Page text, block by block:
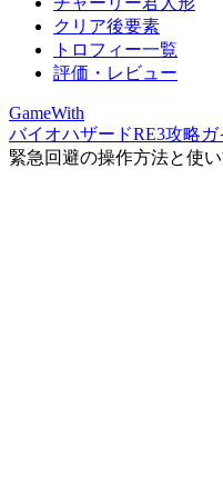
クリア後要素
トロフィー一覧
評価・レビュー
GameWith
バイオハザードRE3攻略ガ
緊急回避の操作方法と使